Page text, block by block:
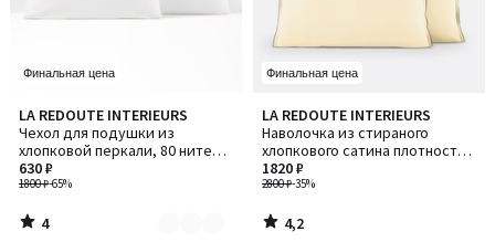
Финальная цена
LA REDOUTE INTERIEURS
Чехол для подушки из
хлопковой перкали, 80 нитей/
см², Scénario / Сценарио
1800 ₽-65%
630 ₽
4
/
5
Количество
цветов:
3
4
/
Финальная цена
LA REDOUTE INTERIEURS
Наволочка из стираного
хлопкового сатина плотностью
118 нитей/см², Victor / Виктор
2800 ₽-35%
1820 ₽
4,2
/ 5
4,2
/